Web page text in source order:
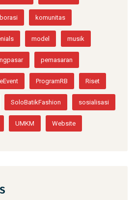
komunitas
model musik
pemasaran
ProgramRB Riset
SoloBatikFashion sosialisasi
UMKM Website